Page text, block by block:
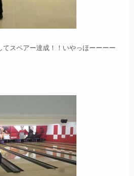
てスペアー達成！！いやっほーーーー